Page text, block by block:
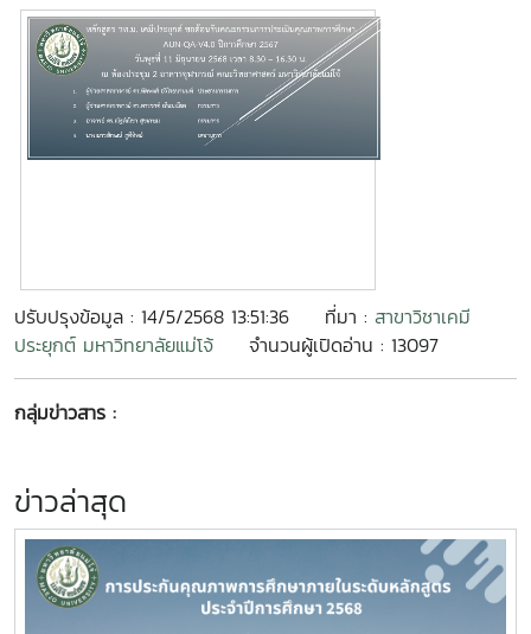
ปรับปรุงข้อมูล : 14/5/2568 13:51:36 ที่มา : สาขาวิชาเคมี
ประยุกต์ มหาวิทยาลัยแม่โจ้
จำนวนผู้เปิดอ่าน : 13097
กลุ่มข่าวสาร :
ข่าวล่าสุด